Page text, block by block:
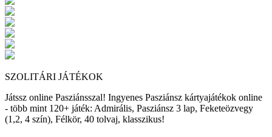
SZOLITÁRI JÁTÉKOK
Játssz online Pasziánsszal! Ingyenes Pasziánsz kártyajátékok online
- több mint 120+ játék: Admirális, Pasziánsz 3 lap, Feketeözvegy
(1,2, 4 szín), Félkör, 40 tolvaj, klasszikus!